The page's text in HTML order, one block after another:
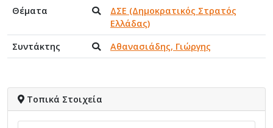
Θέματα
ΔΣΕ (Δημοκρατικός Στρατός
Ελλάδας)
Συντάκτης
Αθανασιάδης, Γιώργης
Τοπικά Στοιχεία